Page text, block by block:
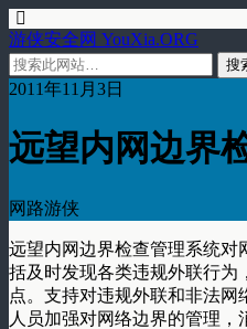
游侠安全网 YouXia.ORG
2011年11月3日
远望内网边界
网路游侠
远望内网边界检查管理系统对
括及时发现各类违规外联行为
点。支持对违规外联和非法
人员加强对网络边界的管理，